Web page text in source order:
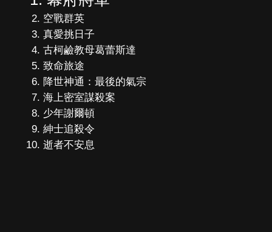
空戰群英
真愛挑日子
古柯鹼教母葛蕾斯達
致命旅途
降世神通：最後的氣宗
海上密室謀殺案
少年謝爾頓
紳士追殺令
逝者不安息